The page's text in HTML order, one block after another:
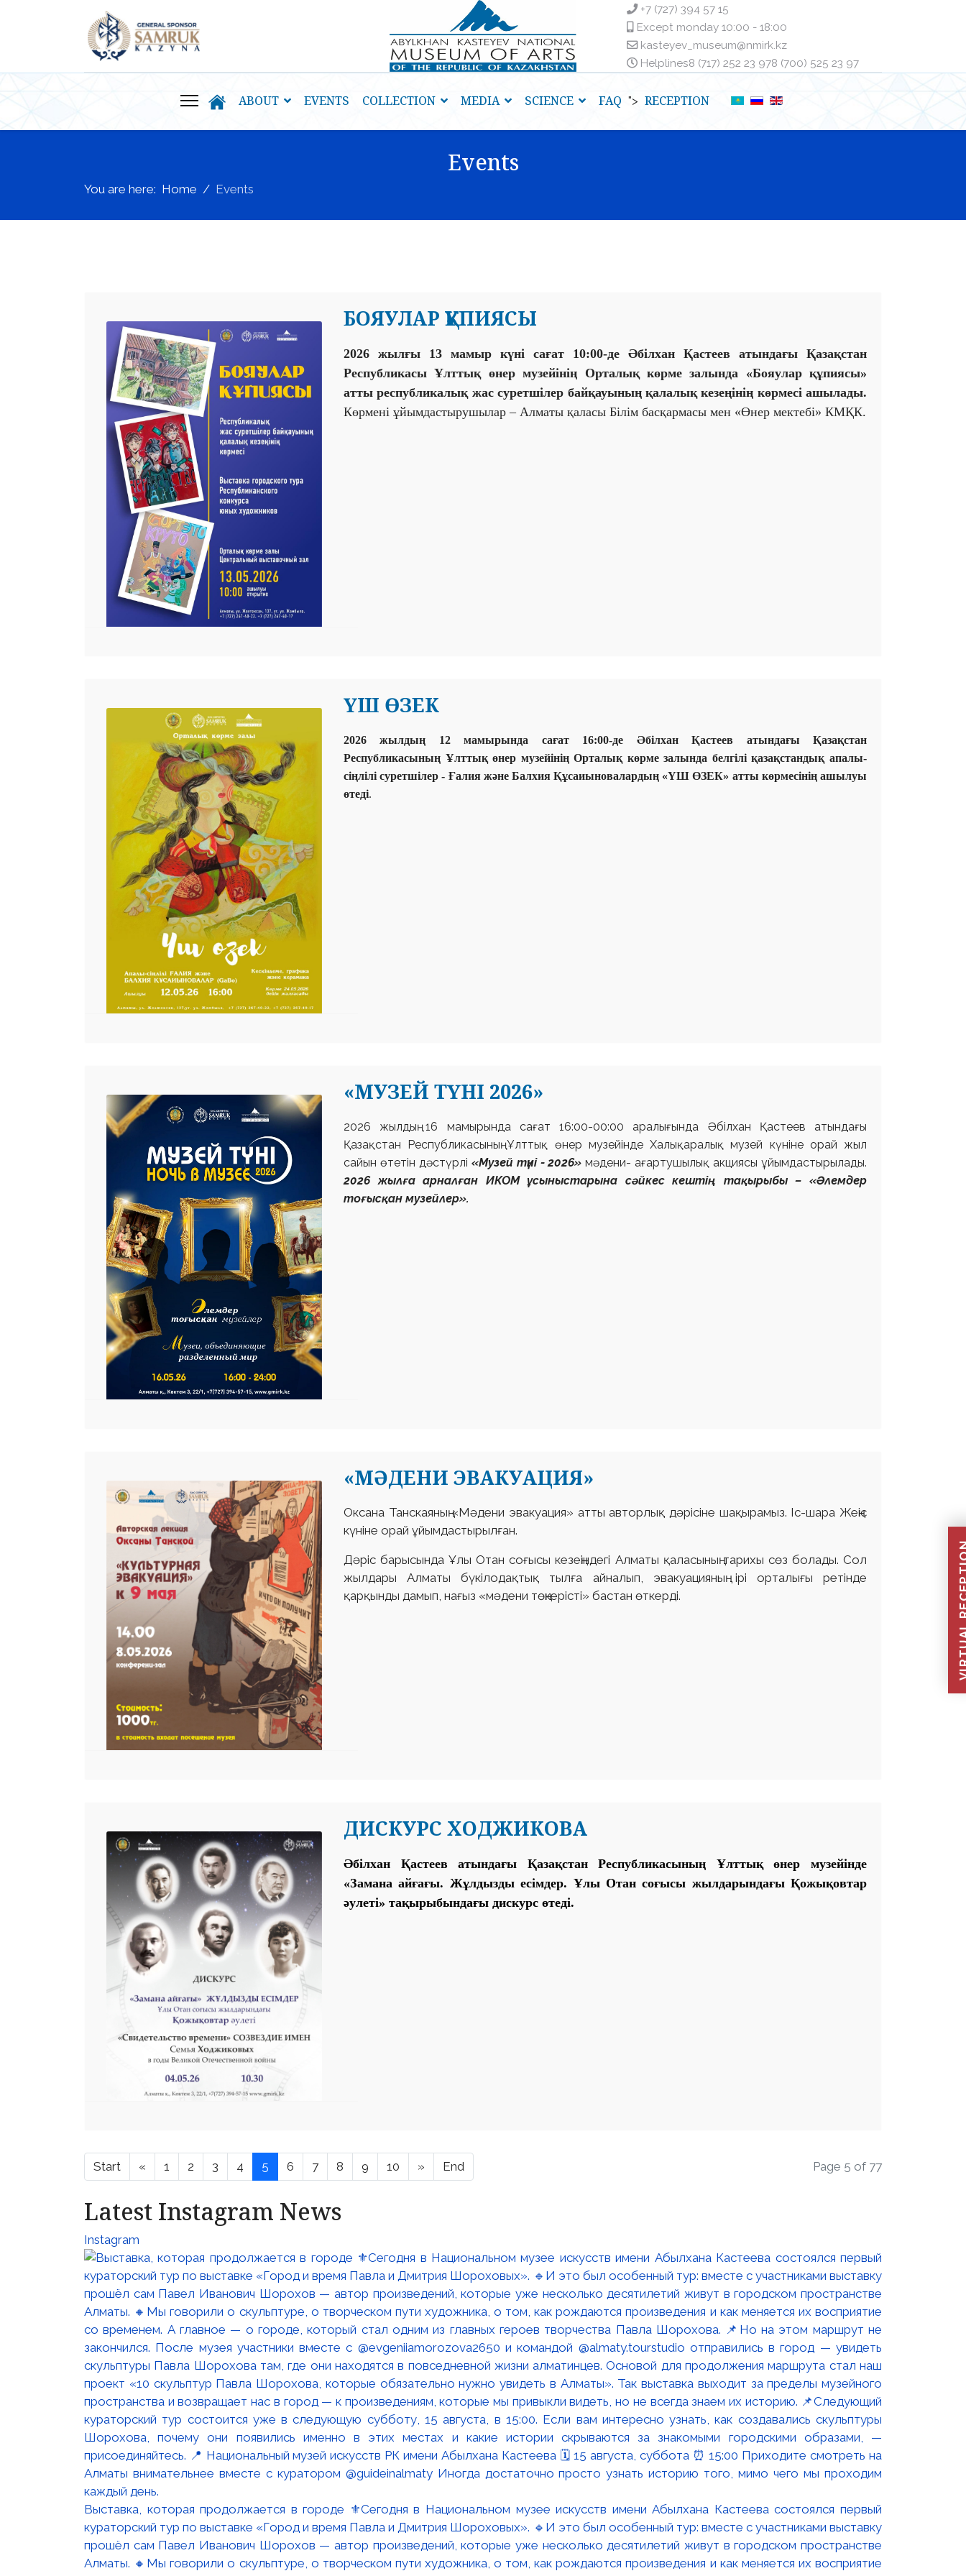
+7 (727) 394 57 15
Except monday 10:00 - 18:00
kasteyev_museum@nmirk.kz
Helplinesㅤ8 (717) 252 23 97ㅤㅤ8 (700) 525 23 97
ABOUT EVENTS COLLECTION MEDIA SCIENCE FAQ "> RECEPTION
Events
You are here: Home Events
БОЯУЛАР ҚҰПИЯСЫ
2026 жылғы 13 мамыр күні сағат 10:00-де Әбілхан Қастеев атындағы Қазақстан
Республикасы Ұлттық өнер музейінің Орталық көрме залында «Бояулар құпиясы»
атты республикалық жас суретшілер байқауының қалалық кезеңінің көрмесі ашылады.
Көрмені ұйымдастырушылар – Алматы қаласы Білім басқармасы мен «Өнер мектебі» КМҚК.
ҮШ ӨЗЕК
2026 жылдың 12 мамырында сағат 16:00-де Әбілхан Қастеев атындағы Қазақстан
Республикасының Ұлттық өнер музейінің Орталық көрме залында белгілі қазақстандық апалы-
сіңлілі суретшілер - Ғалия және Балхия Құсаиыновалардың «ҮШ ӨЗЕК» атты көрмесінің ашылуы
өтеді.
«МУЗЕЙ ТҮНІ 2026»
2026 жылдың 16 мамырында сағат 16:00-00:00 аралығында Әбілхан Қастеев атындағы
Қазақстан Республикасының Ұлттық өнер музейінде Халықаралық музей күніне орай жыл
сайын өтетін дәстүрлі «Музей түні - 2026» мәдени- ағартушылық акциясы ұйымдастырылады.
2026 жылға арналған ИКОМ ұсыныстарына сәйкескештің тақырыбы – «Әлемдер
тоғысқан музейлер».
«МӘДЕНИ ЭВАКУАЦИЯ»
Оксана Танскаяның «Мәдени эвакуация» атты авторлық дәрісіне шақырамыз. Іс-шара Жеңіс
күніне орай ұйымдастырылған.
Дәріс барысында Ұлы Отан соғысы кезеңіндегі Алматы қаласының тарихы сөз болады. Сол
жылдары Алматы бүкілодақтық тылға айналып, эвакуацияның ірі орталығы ретінде
қарқынды дамып, нағыз «мәдени төңкерісті» бастан өткерді.
ДИСКУРС ХОДЖИКОВА
Әбілхан Қастеев атындағы Қазақстан Республикасының Ұлттық өнер музейінде
«Замана айғағы. Жұлдызды есімдер. Ұлы Отан соғысы жылдарындағы Қожықовтар
әулеті» тақырыбындағы дискурс өтеді.
Start « 1 2 3 4 5 6 7 8 9 10 » End Page 5 of 77
Latest Instagram News
Instagram
Выставка, которая продолжается в городе ⚜️Сегодня в Национальном музее искусств имени Абылхана Кастеева состоялся первый
кураторский тур по выставке «Город и время Павла и Дмитрия Шороховых». 🔹И это был особенный тур: вместе с участниками выставку
прошёл сам Павел Иванович Шорохов — автор произведений, которые уже несколько десятилетий живут в городском пространстве
Алматы. 🔸Мы говорили о скульптуре, о творческом пути художника, о том, как рождаются произведения и как меняется их восприятие